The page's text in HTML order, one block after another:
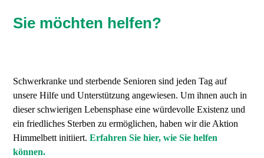
Sie möchten helfen?
Schwerkranke und sterbende Senioren sind jeden Tag auf
unsere Hilfe und Unterstützung angewiesen. Um ihnen auch in
dieser schwierigen Lebensphase eine würdevolle Existenz und
ein friedliches Sterben zu ermöglichen, haben wir die Aktion
Himmelbett initiiert. Erfahren Sie hier, wie Sie helfen
können.